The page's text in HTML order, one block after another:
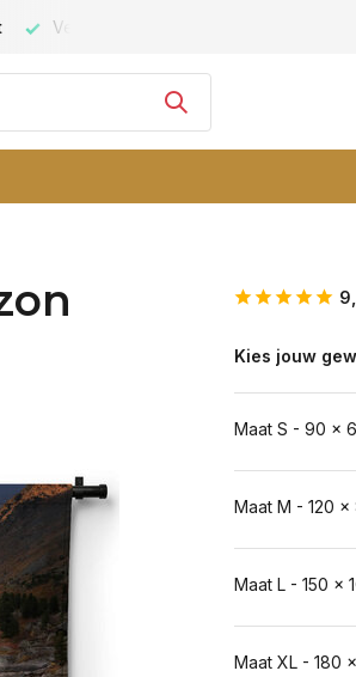
Vele blije klanten -
Kies jouw
Maat S - 90 x
Maat M - 120 x
Maat L - 150 x
Maat XL - 180